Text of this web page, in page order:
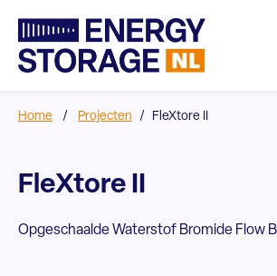
Home / Projecten / FleXtore II
FleXtore II
Opgeschaalde Waterstof Bromide Flow